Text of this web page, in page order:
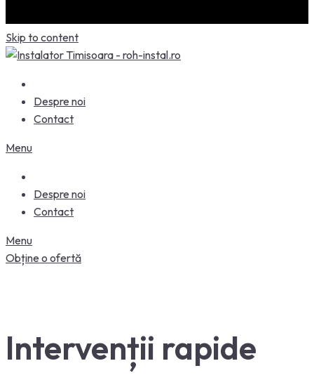
Skip to content
Despre noi
Contact
Menu
Despre noi
Contact
Menu
Obține o ofertă
Intervenții rapide